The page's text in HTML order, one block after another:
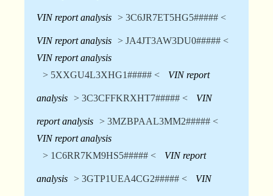
VIN report analysis > 3C6JR7ET5HG5##### <
VIN report analysis > JA4JT3AW3DU0##### <
VIN report analysis
> 5XXGU4L3XHG1##### <
VIN report
analysis > 3C3CFFKRXHT7##### < VIN
report analysis > 3MZBPAAL3MM2##### <
VIN report analysis
> 1C6RR7KM9HS5##### <
VIN report
analysis > 3GTP1UEA4CG2##### < VIN